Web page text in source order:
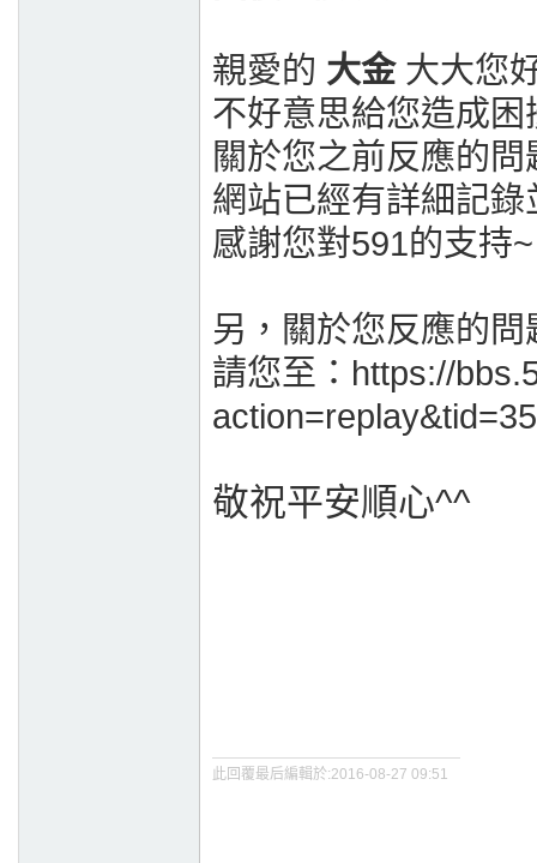
親愛的 大金大大您
不好意思給您造成困
關於您之前反應的問
網站已經有詳細記錄
感謝您對591的支持~
另，關於您反應的問
請您至：https://
敬祝平安順心^^
此回覆最后編輯於:2016-08-27 09:51